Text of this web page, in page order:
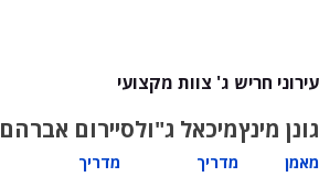
עירוני חריש ג' צוות מקצועי
גונן מינץ
מאמן
מיכאל ג"ולס
מדריך
יירום אברהם
מדריך